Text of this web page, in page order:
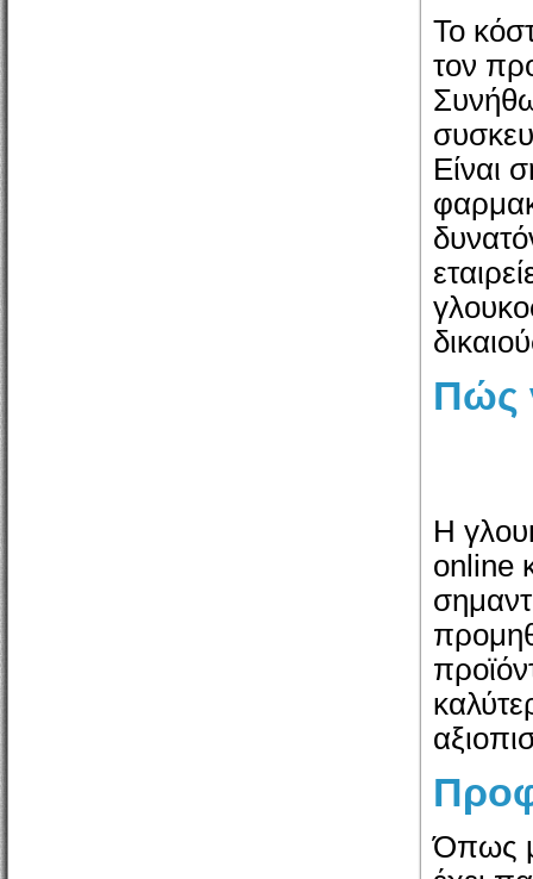
Το
τον
Είναι
Πώς
Η
online
Όπως